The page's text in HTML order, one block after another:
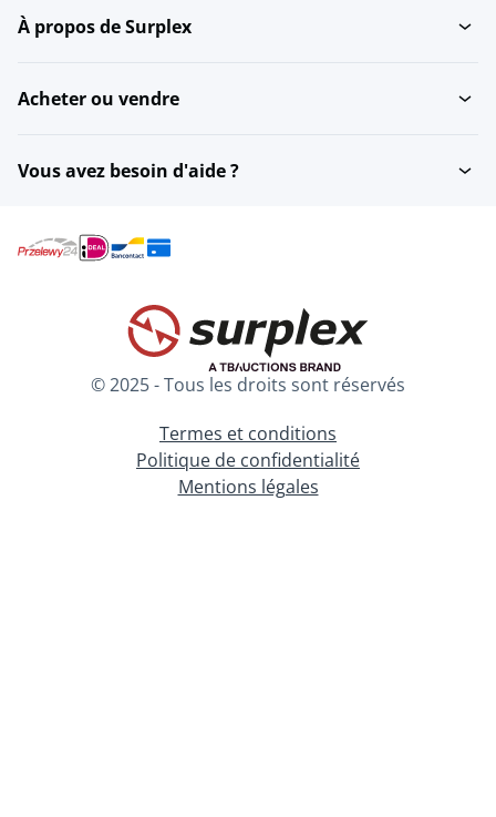
À propos de Surplex
Acheter ou vendre
Vous avez besoin d'aide ?
© 2025 - Tous les droits sont réservés
Termes et conditions
Politique de confidentialité
Mentions légales